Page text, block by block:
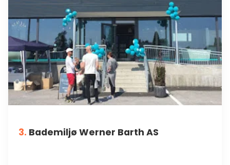
3. Bademiljø Werner Barth AS